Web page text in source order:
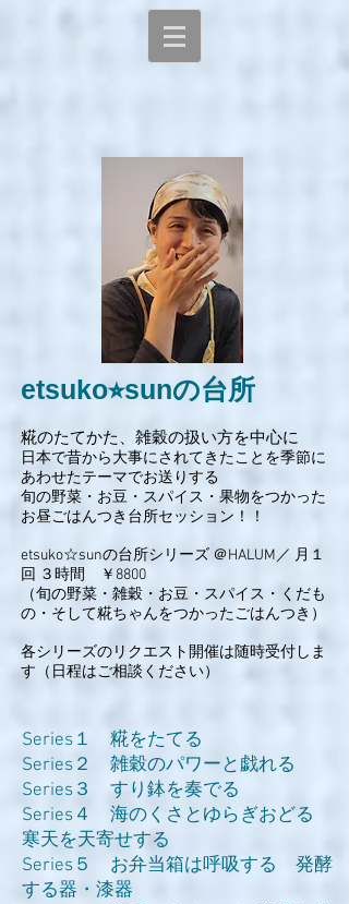
etsuko⭐︎sunの台所
糀のたてかた、雑穀の扱い方を中心に
日本で昔から大事にされてきたことを季節に
あわせたテーマでお送りする
旬の野菜・お豆・スパイス・果物をつかった
お昼ごはんつき台所セッション！！
etsuko☆sunの台所シリーズ ＠HALUM／ 月１
回 ３時間 ￥8800
（旬の野菜・雑穀・お豆・スパイス・くだも
の・そして糀ちゃんをつかったごはんつき）
各シリーズのリクエスト開催は随時受付しま
す（日程はご相談ください）
Series１ 糀をたてる
Series２ 雑穀のパワーと戯れる
Series３ すり鉢を奏でる
Series４ 海のくさとゆらぎおどる
寒天を天寄せする
Series５ お弁当箱は呼吸する 発酵
する器・漆器